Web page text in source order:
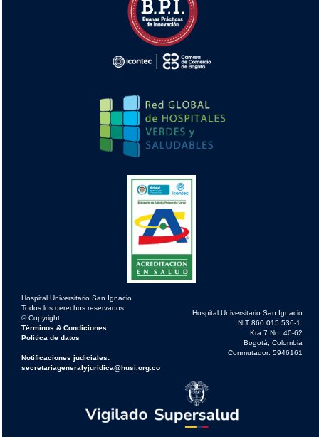
Hospital Universitario San Ignacio
Todos los derechos reservados
© Copyright
Términos & Condiciones
Política de datos
Notificaciones judiciales:
secretariageneralyjuridica@husi.org.co
Hospital Universitario San Ignacio
NIT 860.015.536-1.
Kra 7 No. 40-62
Bogotá, Colombia
Conmutador: 5946161